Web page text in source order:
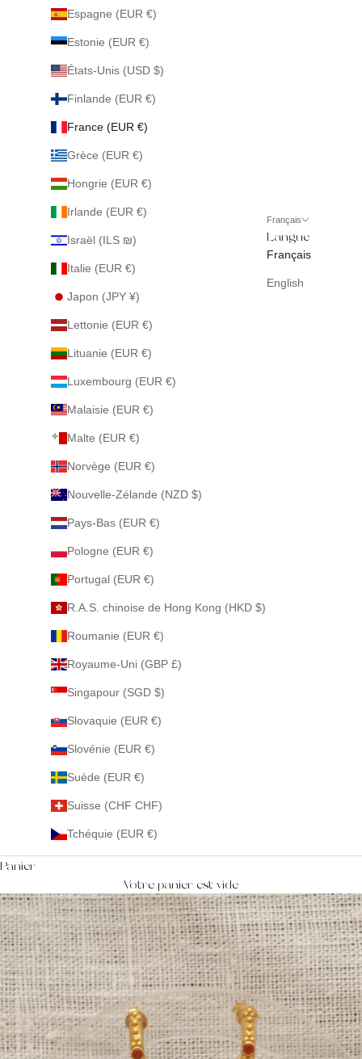
Espagne (EUR €)
Estonie (EUR €)
États-Unis (USD $)
Finlande (EUR €)
France (EUR €)
Grèce (EUR €)
Hongrie (EUR €)
Irlande (EUR €)
Israël (ILS ₪)
Italie (EUR €)
Japon (JPY ¥)
Lettonie (EUR €)
Lituanie (EUR €)
Luxembourg (EUR €)
Malaisie (EUR €)
Malte (EUR €)
Norvège (EUR €)
Nouvelle-Zélande (NZD $)
Pays-Bas (EUR €)
Pologne (EUR €)
Portugal (EUR €)
R.A.S. chinoise de Hong Kong (HKD $)
Roumanie (EUR €)
Royaume-Uni (GBP £)
Singapour (SGD $)
Slovaquie (EUR €)
Slovénie (EUR €)
Suède (EUR €)
Suisse (CHF CHF)
Tchéquie (EUR €)
Français
Langue
Français
English
Panier
Votre panier est vide